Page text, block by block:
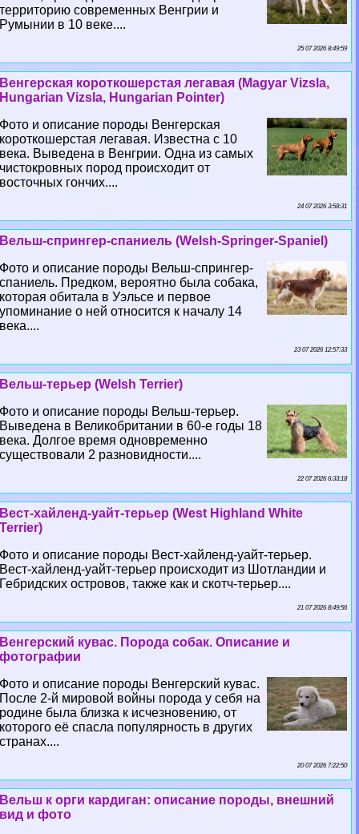
территорию современных Венгрии и
Румынии в 10 веке....
25 07 2026 8:49:59
Венгерская короткошерстая легавая (Magyar Vizsla,
Hungarian Vizsla, Hungarian Pointer)
Фото и описание породы Венгерская
короткошерстая легавая. Известна с 10
века. Выведена в Венгрии. Одна из самых
чистокровных пород происходит от
восточных гончих....
24 07 2026 3:58:31
Вельш-спрингер-спаниель (Welsh-Springer-Spaniel)
Фото и описание породы Вельш-спрингер-
спаниель. Предком, вероятно была собака,
которая обитала в Уэльсе и первое
упоминание о ней относится к началу 14
века....
23 07 2026 12:57:33
Вельш-терьер (Welsh Terrier)
Фото и описание породы Вельш-терьер.
Выведена в Великобритании в 60-е годы 18
века. Долгое время одновременно
существовали 2 разновидности....
22 07 2026 6:33:18
Вест-хайленд-уайт-терьер (West Highland White
Terrier)
Фото и описание породы Вест-хайленд-уайт-терьер.
Вест-хайленд-уайт-терьер происходит из Шотландии и
Гебридских островов, также как и скотч-терьер....
21 07 2026 8:49:56
Венгерский кувас. Порода собак. Описание и
фотографии
Фото и описание породы Венгерский кувас.
После 2-й мировой войны порода у себя на
родине была близка к исчезновению, от
которого её спасла популярность в других
странах....
20 07 2026 7:22:50
Вельш к opги кардиган: описание породы, внешний
вид и фото